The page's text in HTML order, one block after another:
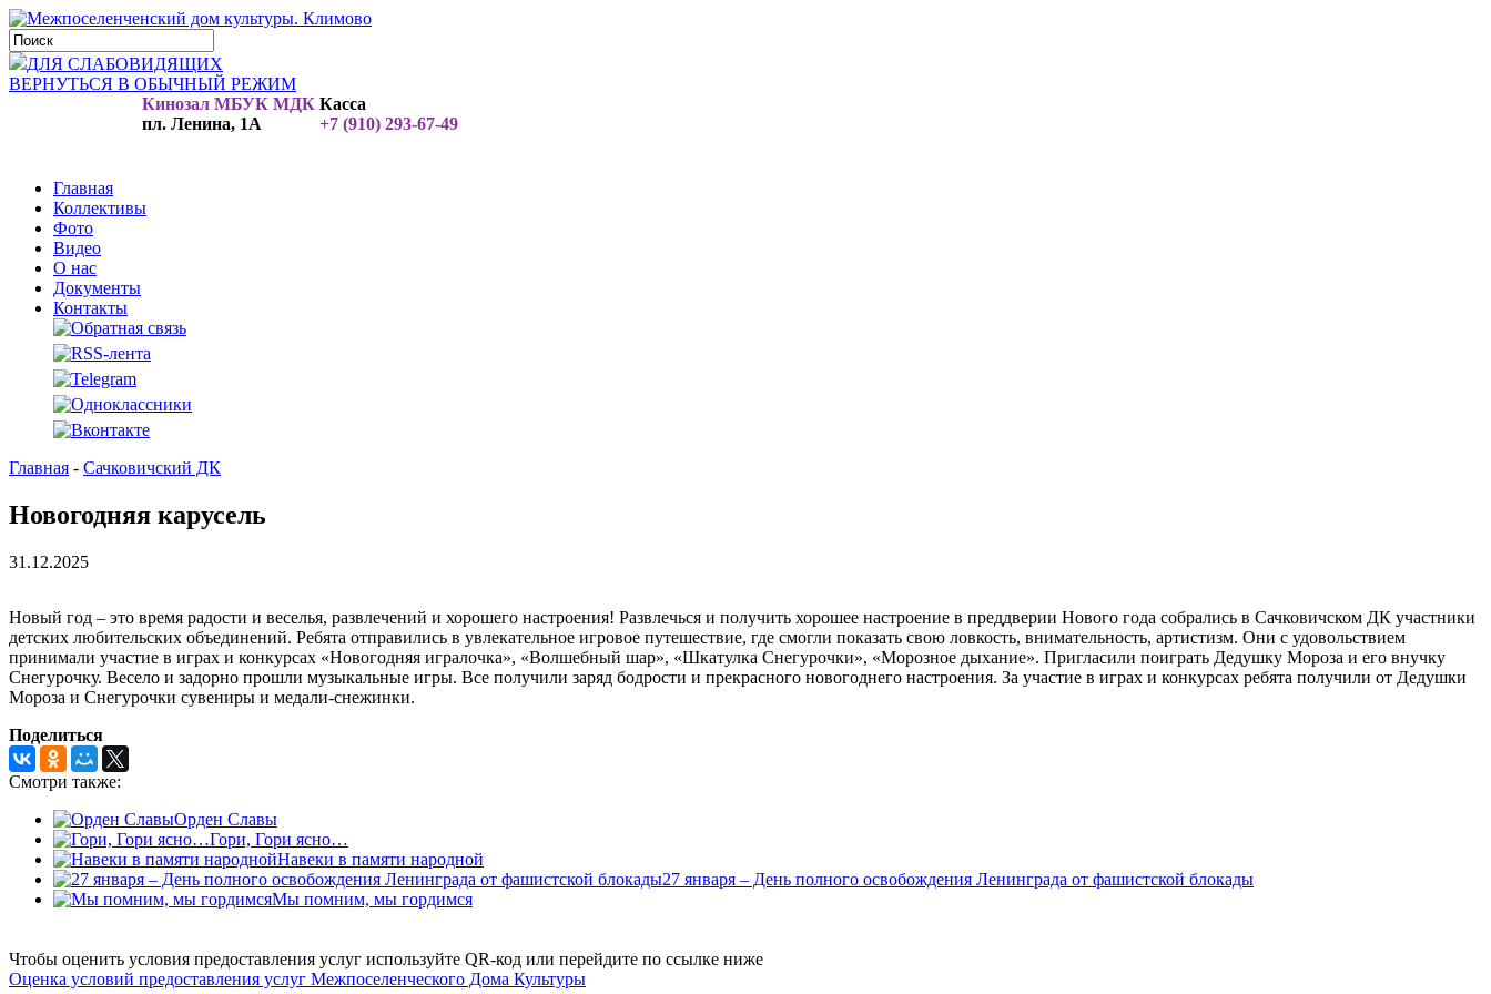
ДЛЯ СЛАБОВИДЯЩИХ
ВЕРНУТЬСЯ В ОБЫЧНЫЙ РЕЖИМ
Кинозал МБУК МДК
пл. Ленина, 1А
Касса
+7 (910) 293-67-49
Главная
Коллективы
Фото
Видео
О нас
Документы
Контакты
Главная - Сачковичский ДК
Новогодняя карусель
31.12.2025
Новый год – это время радости и веселья, развлечений и хорошего настроения! Развлечься и получить хорошее настроение в преддверии Нового года собрались в Сачковичском ДК участники
детских любительских объединений. Ребята отправились в увлекательное игровое путешествие, где смогли показать свою ловкость, внимательность, артистизм. Они с удовольствием
принимали участие в играх и конкурсах «Новогодняя игралочка», «Волшебный шар», «Шкатулка Снегурочки», «Морозное дыхание». Пригласили поиграть Дедушку Мороза и его внучку
Снегурочку. Весело и задорно прошли музыкальные игры. Все получили заряд бодрости и прекрасного новогоднего настроения. За участие в играх и конкурсах ребята получили от Дедушки
Мороза и Снегурочки сувениры и медали-снежинки.
Поделиться
Смотри также:
Орден Славы
Гори, Гори ясно…
Навеки в памяти народной
27 января – День полного освобождения Ленинграда от фашистской блокады
Мы помним, мы гордимся
Чтобы оценить условия предоставления услуг используйте QR-код или перейдите по ссылке ниже
Оценка условий предоставления услуг Межпоселенческого Дома Культуры